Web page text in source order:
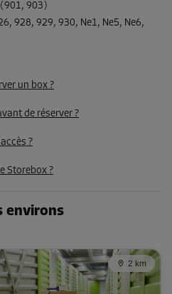
2,2m
903)
928, 929, 930, Ne1, Ne5, Ne6,
un box ?
de réserver ?
?
Storebox ?
environs
2 km